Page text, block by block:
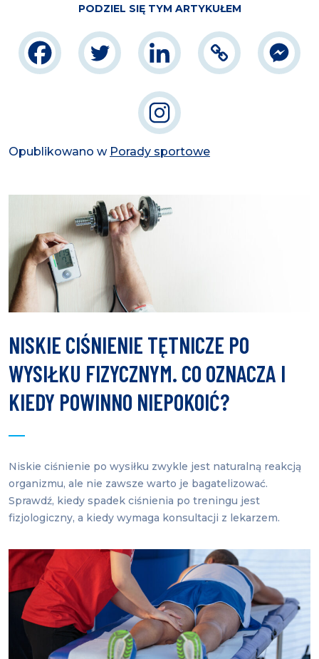
PODZIEL SIĘ TYM ARTYKUŁEM
Opublikowano w Porady sportowe
NISKIE CIŚNIENIE TĘTNICZE PO
WYSIŁKU FIZYCZNYM. CO OZNACZA I
KIEDY POWINNO NIEPOKOIĆ?
Niskie ciśnienie po wysiłku zwykle jest naturalną reakcją
organizmu, ale nie zawsze warto je bagatelizować.
Sprawdź, kiedy spadek ciśnienia po treningu jest
fizjologiczny, a kiedy wymaga konsultacji z lekarzem.